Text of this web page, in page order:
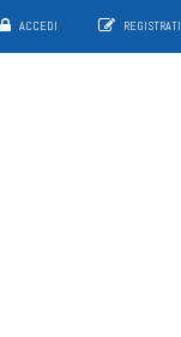
ACCEDI REGISTRATI